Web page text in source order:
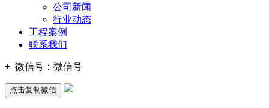
公司新闻
行业动态
工程案例
联系我们
+ 微信号： 微信号
点击复制微信